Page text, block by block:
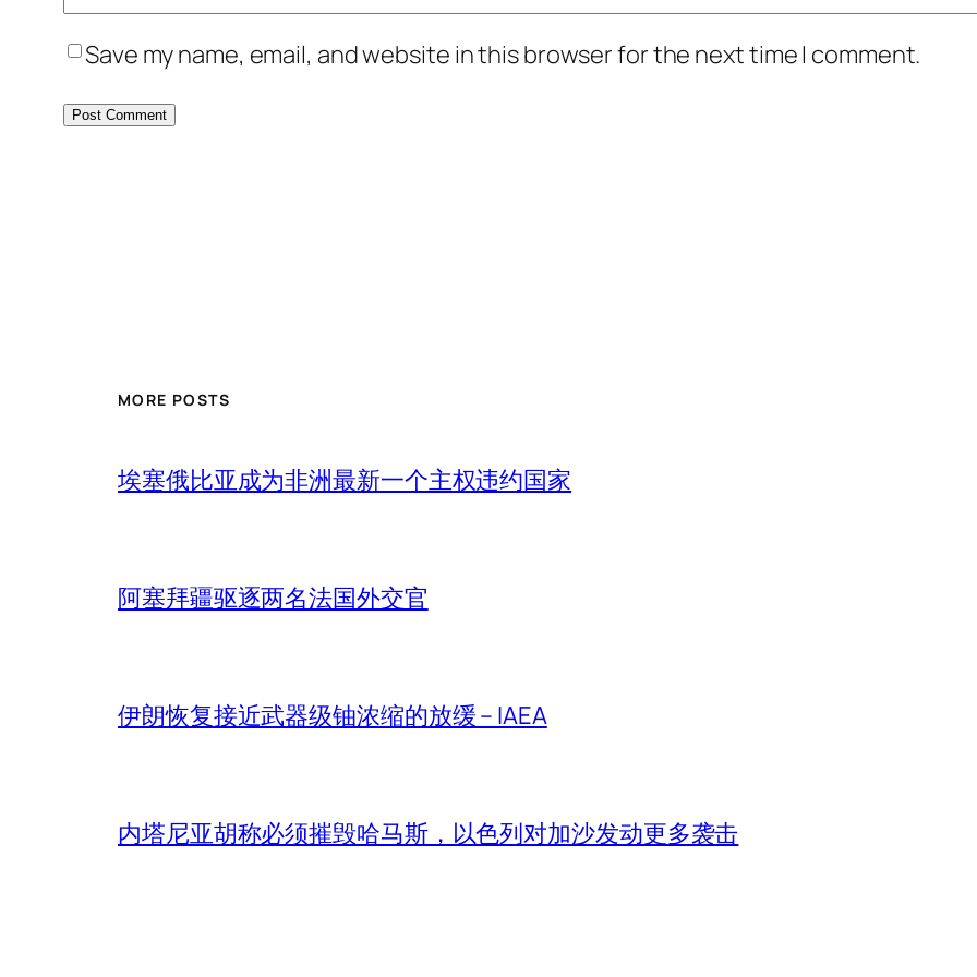
Save my name, email, and website in this browser for the next time I comment.
MORE POSTS
埃塞俄比亚成为非洲最新一个主权违约国家
阿塞拜疆驱逐两名法国外交官
伊朗恢复接近武器级铀浓缩的放缓 – IAEA
内塔尼亚胡称必须摧毁哈马斯，以色列对加沙发动更多袭击